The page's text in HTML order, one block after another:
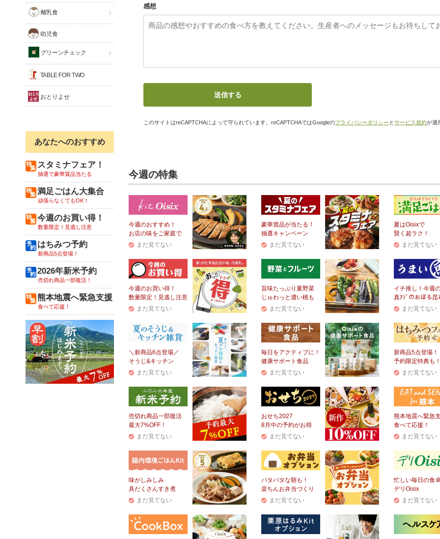
感想
このサイトはreCAPTCHAによって守られています。reCAPTCHAではGoogleのプライバシーポリシー とサービス規約が適
今週の特集
今週のおすすめ！
お店の味をご家庭で
まだ見てない
豪華賞品が当たる！
抽選キャンペーン
まだ見てない
夏はOisixで
賢く超ラク！
まだ見てない
今週のお買い得！
数量限定！見逃し注意
まだ見てない
旨味たっぷり夏野菜
じゅわっと濃い桃も
まだ見てない
イチ推し！今週
真ｱｼﾞのおぼろ昆
まだ見てない
＼新商品6点登場／
そうじ&キッチン
まだ見てない
毎日をアクティブに！
健康サポート食品
まだ見てない
新商品5点登場！
予約限定特典も！
まだ見てない
売切れ商品一部復活
最大7%OFF！
まだ見てない
おせち2027
8月中の予約がお得
まだ見てない
熊本地震へ緊急
食べて応援！
まだ見てない
味がしみしみ
具だくさんすき煮
まだ見てない
バタバタな朝も！
楽ちんお弁当づくり
まだ見てない
忙しい毎日の食
デリOisix
まだ見てない
離乳食
幼児食
グリーンチェック
TABLE FOR TWO
おとりよせ
あなたへのおすすめ
スタミナフェア！
抽選で豪華賞品当たる
満足ごはん大集合
頑張らなくてもOK！
今週のお買い得！
数量限定！見逃し注意
はちみつ予約
新商品5点登場！
2026年新米予約
売切れ商品一部復活！
熊本地震へ緊急支援
食べて応援！